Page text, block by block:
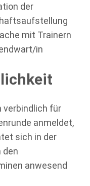
der
mit Trainern
in
verbindlich für
anmeldet,
sich in der
den
anwesend